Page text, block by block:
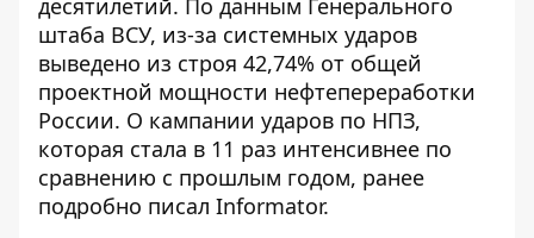
десятилетий. По данным Генерального
штаба ВСУ, из-за системных ударов
выведено из строя 42,74% от общей
проектной мощности нефтепереработки
России. О кампании ударов по НПЗ,
которая стала в 11 раз интенсивнее по
сравнению с прошлым годом, ранее
подробно писал Informator.